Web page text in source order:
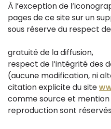
À l’exception de
pages de ce site sur un
sous réserve du respect
gratuité de la diffusion,
respect de l’intégrité des
(aucune modification, ni
citation explicite du site
comme source et mention
reproduction sont